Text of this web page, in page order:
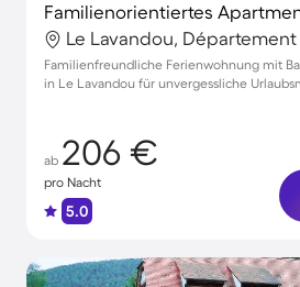
Le Lavandou, Département
Familienfreundliche Ferienwohnung mit
in Le Lavandou für unvergessliche
ab 206 €
pro Nacht
5.0